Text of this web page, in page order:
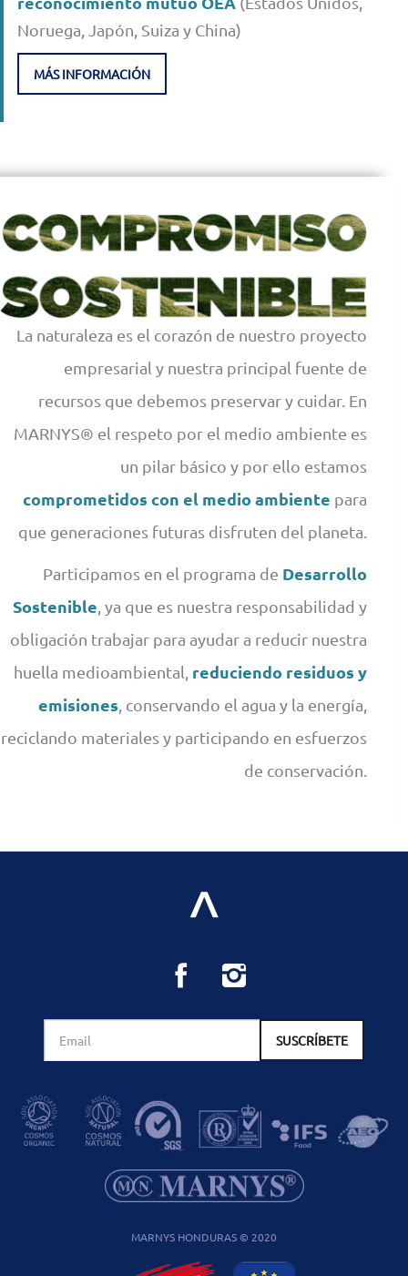
Noruega, Japón, Suiza y China)
MÁS INFORMACIÓN
La naturaleza es el corazón de nuestro proyecto
empresarial y nuestra principal fuente de
recursos que debemos preservar y cuidar. En
MARNYS® el respeto por el medio ambiente es
un pilar básico y por ello estamos
comprometidos con el medio ambiente para
que generaciones futuras disfruten del planeta.
Participamos en el programa de Desarrollo
Sostenible , ya que es nuestra responsabilidad y
obligación trabajar para ayudar a reducir nuestra
huella medioambiental, reduciendo residuos y
emisiones , conservando el agua y la energía,
reciclando materiales y participando en esfuerzos
de conservación.
MARNYS HONDURAS © 2020